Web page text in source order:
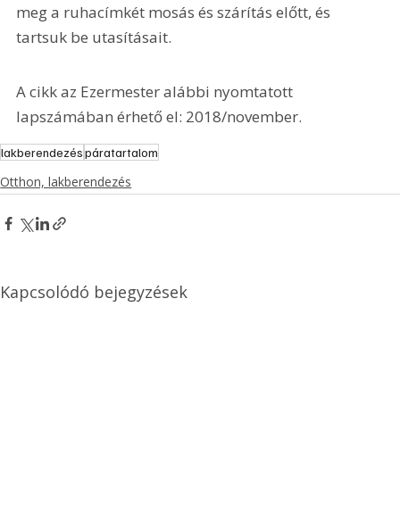
meg a ruhacímkét mosás és szárítás előtt, és
tartsuk be utasításait.
A cikk az Ezermester alábbi nyomtatott
lapszámában érhető el: 2018/november.
lakberendezéspáratartalom
Otthon, lakberendezés
Kapcsolódó bejegyzések